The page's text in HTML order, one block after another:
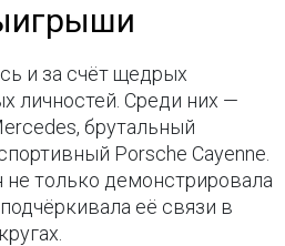
и за счёт щедрых
личностей. Среди них —
брутальный
Porsche Cayenne.
только демонстрировала
её связи в